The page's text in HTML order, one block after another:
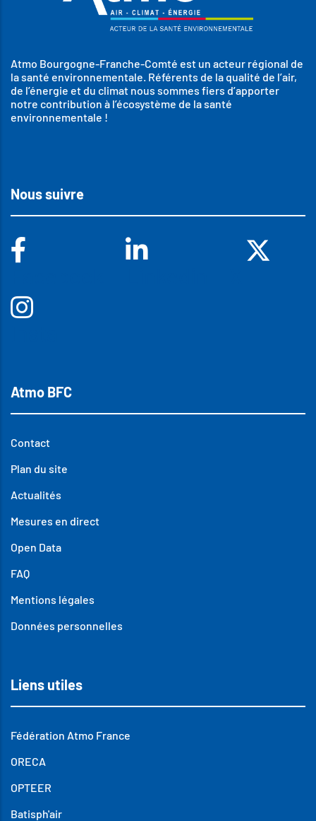
Atmo Bourgogne-Franche-Comté est un acteur régional de
la santé environnementale. Référents de la qualité de l’air,
de l’énergie et du climat nous sommes fiers d’apporter
notre contribution à l’écosystème de la santé
environnementale !
Nous suivre
Atmo BFC
Contact
Plan du site
Actualités
Mesures en direct
Open Data
FAQ
Mentions légales
Données personnelles
Liens utiles
Fédération Atmo France
ORECA
OPTEER
Batisph'air